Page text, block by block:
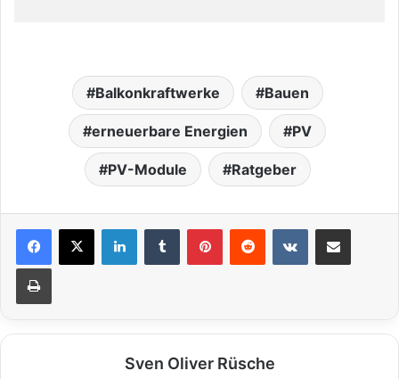
Balkonkraftwerke Bauen
erneuerbare Energien PV
PV-Module Ratgeber
Sven Oliver Rüsche